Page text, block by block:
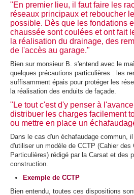
"En premier lieu, il faut faire les
réseaux principaux et reboucher
possible. Dès que les fondations
chaussée sont coulées et ont fait
la réalisation du drainage, des
de l'accès au garage."
Bien sur monsieur B. s'entend avec le
quelques précautions particulières : les
suffisamment épais pour protéger les
la réalisation des enduits de façade.
"Le tout c'est d'y penser à
distribuer les charges facilement
ou mettre en place un
Dans le cas d'un échafaudage commun,
d'utiliser un modèle de CCTP (Cahier des
Particulières) rédigé par la Carsat et des
construction.
Exemple de CCTP
Bien entendu, toutes ces dispositions